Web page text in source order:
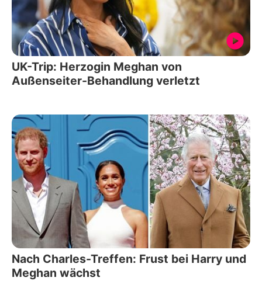
UK-Trip: Herzogin Meghan von
Außenseiter-Behandlung verletzt
Nach Charles-Treffen: Frust bei Harry und
Meghan wächst